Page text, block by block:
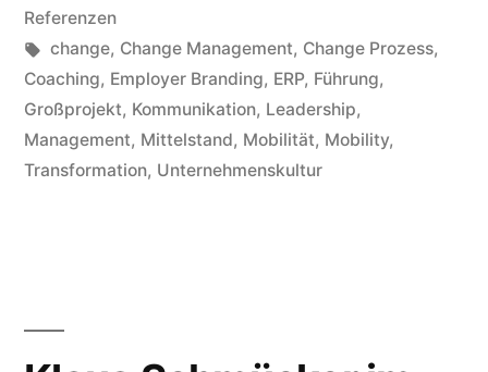
Referenzen
change, Change Management, Change Prozess,
Coaching, Employer Branding, ERP, Führung,
Großprojekt, Kommunikation, Leadership,
Management, Mittelstand, Mobilität, Mobility,
Transformation, Unternehmenskultur